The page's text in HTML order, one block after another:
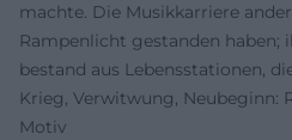
machte. Die Musikkarriere
Rampenlicht gestanden haben;
bestand aus Lebensstationen,
Krieg, Verwitwung, Neubeginn:
Motiv